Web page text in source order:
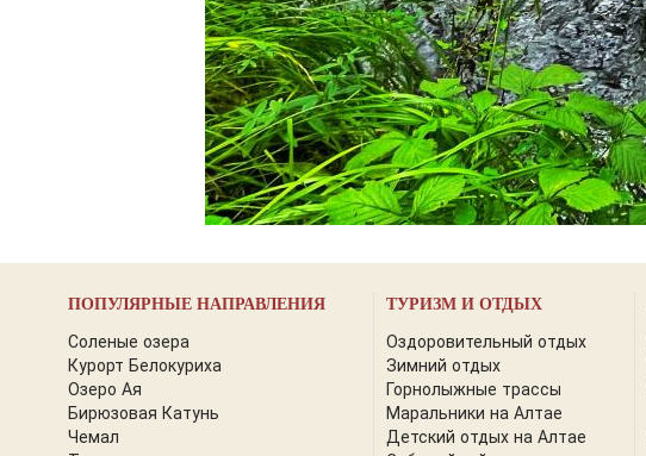
ПОПУЛЯРНЫЕ НАПРАВЛЕНИЯ
Соленые озера
Курорт Белокуриха
Озеро Ая
Бирюзовая Катунь
Чемал
ТУРИЗМ И ОТДЫХ
Оздоровительный отдых
Зимний отдых
Горнолыжные трассы
Маральники на Алтае
Детский отдых на Алтае